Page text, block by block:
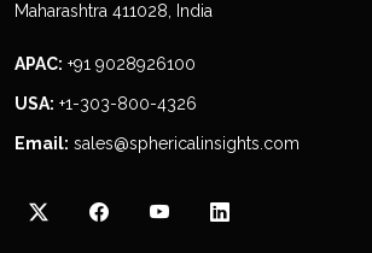
Maharashtra 411028, India
APAC: +91 9028926100
USA: +1-303-800-4326
Email: sales@sphericalinsights.com